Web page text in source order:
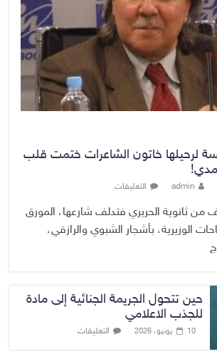
لرحيلها خاتون الشاعرات ختمت قلب
admin التعليقات
ثانوية الحريري فتدلف شارعها، المورق
الوزيرية، بأشجار الشبوي والرازقي،
حين تتحول الجريمة الجنائية إلى مادة
للجذب الاعلامي
10 يونيو، 2026 التعليقات